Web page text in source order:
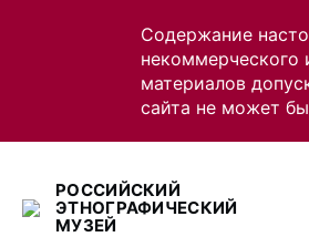
Содержание
некоммерческого
материалов
сайта не может
РОССИЙСКИЙ
ЭТНОГРАФИЧЕСКИЙ
МУЗЕЙ